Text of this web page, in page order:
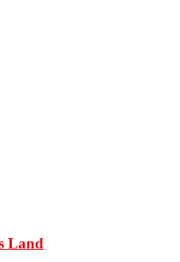
Land